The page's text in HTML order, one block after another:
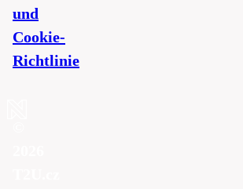
und
Cookie-
Richtlinie